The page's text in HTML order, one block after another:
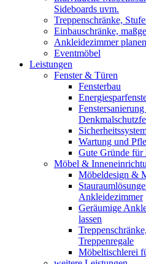
Sideboards uvm.
Treppenschränke,
Einbauschränke,
Ankleidezimmer
Eventmöbel
Leistungen
Fenster & Türen
Fensterbau
Wartung und
Gute Gründe für
Möbel &
Möbeldesign &
Ankleidezimmer
Geräumige
lassen
Treppenregale
Möbeltischlerei